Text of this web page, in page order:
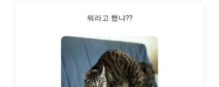
뭐라고 했냐??